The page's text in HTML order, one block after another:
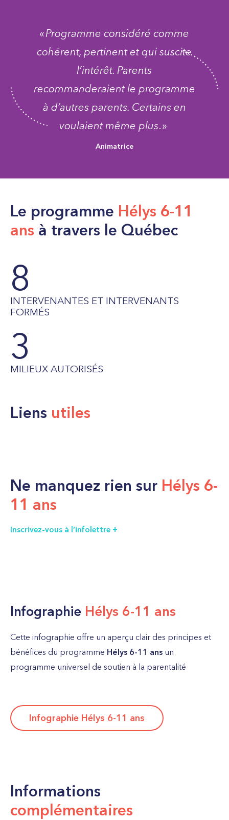
«Programme considéré comme
cohérent, pertinent et qui suscite
l’intérêt. Parents
recommanderaient le programme
à d’autres parents. Certains en
voulaient même plus. »
Animatrice
Le programme Hélys 6-11
ans à travers le Québec
8
INTERVENANTES ET INTERVENANTS
FORMÉS
3
MILIEUX AUTORISÉS
Liens utiles
Ne manquez rien sur Hélys 6-
11 ans
Inscrivez-vous à l’infolettre
Infographie Hélys 6-11 ans
Cette infographie offre un aperçu clair des principes et
bénéfices du programme Hélys 6-11 ans un
programme universel de soutien à la parentalité
Infographie Hélys 6-11 ans
Informations
complémentaires